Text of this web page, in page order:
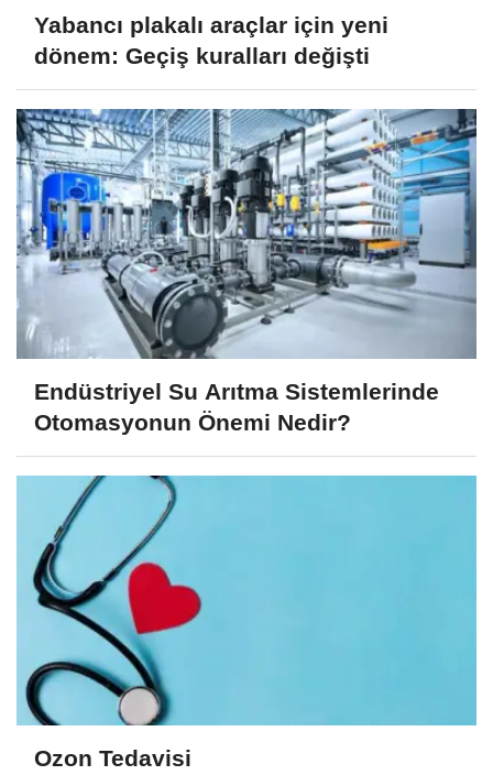
Yabancı plakalı araçlar için yeni
dönem: Geçiş kuralları değişti
Endüstriyel Su Arıtma Sistemlerinde
Otomasyonun Önemi Nedir?
Ozon Tedavisi